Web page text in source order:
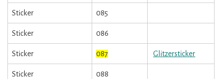
Sticker 085
Sticker 086
Sticker 087 Glitzersticker
Sticker 088